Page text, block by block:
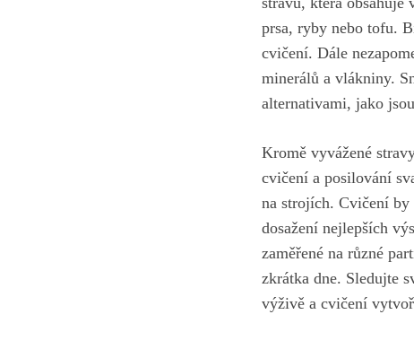
prsa, ryby nebo tofu.
cvičení. Dále
minerálů a vlákniny.
alternativami, jako
Kromě vyvážené
cvičení a posilování
na strojích. Cvičení
dosažení nejlepších
zaměřené ​na různé
zkrátka‍ dne. Sledujte
výživě a cvičení